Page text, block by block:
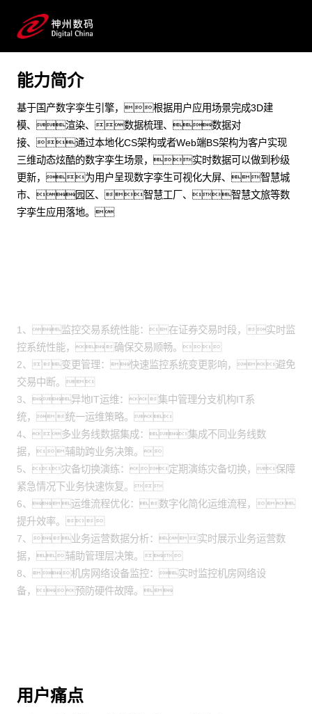
金融 制造加工 政府 物联网 数字孪生 智慧园区 可视化 国
预约专家咨询
能力简介
基于国产数字孪生引擎，根据用户应用场景完成3D建
模、渲染、数据梳理、数据对
接、通过本地化CS架构或者Web端BS架构为客户实现
三维动态炫酷的数字孪生场景，实时数据可以做到秒级
更新，为用户呈现数字孪生可视化大屏、智慧城
市、园区、智慧工厂、智慧文旅等数
字孪生应用落地。
1、监控交易系统性能：在证券交易时段，实时监
控系统性能，确保交易顺畅。
2、变更管理：快速监控系统变更影响，避免
交易中断。
3、异地IT运维：集中管理分支机构IT系
统，统一运维策略。
4、多业务线数据集成：集成不同业务线数
据，辅助跨业务决策。
5、灾备切换演练：定期演练灾备切换，保障
紧急情况下业务快速恢复。
6、运维流程优化：数字化简化运维流程，
提升效率。
7、业务运营数据分析：实时展示业务运营数
据，辅助管理层决策。
8、机房网络设备监控：实时监控机房网络设
备，预防硬件故障。
用户痛点